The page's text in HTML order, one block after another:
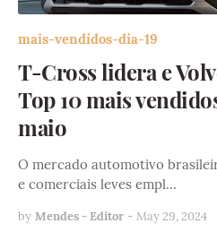
mais-vendidos-dia-19
T-Cross lidera e
Top 10 mais
maio
O mercado automotivo
e comerciais leves empl…
by Mendes - Editor - May 29, 2024